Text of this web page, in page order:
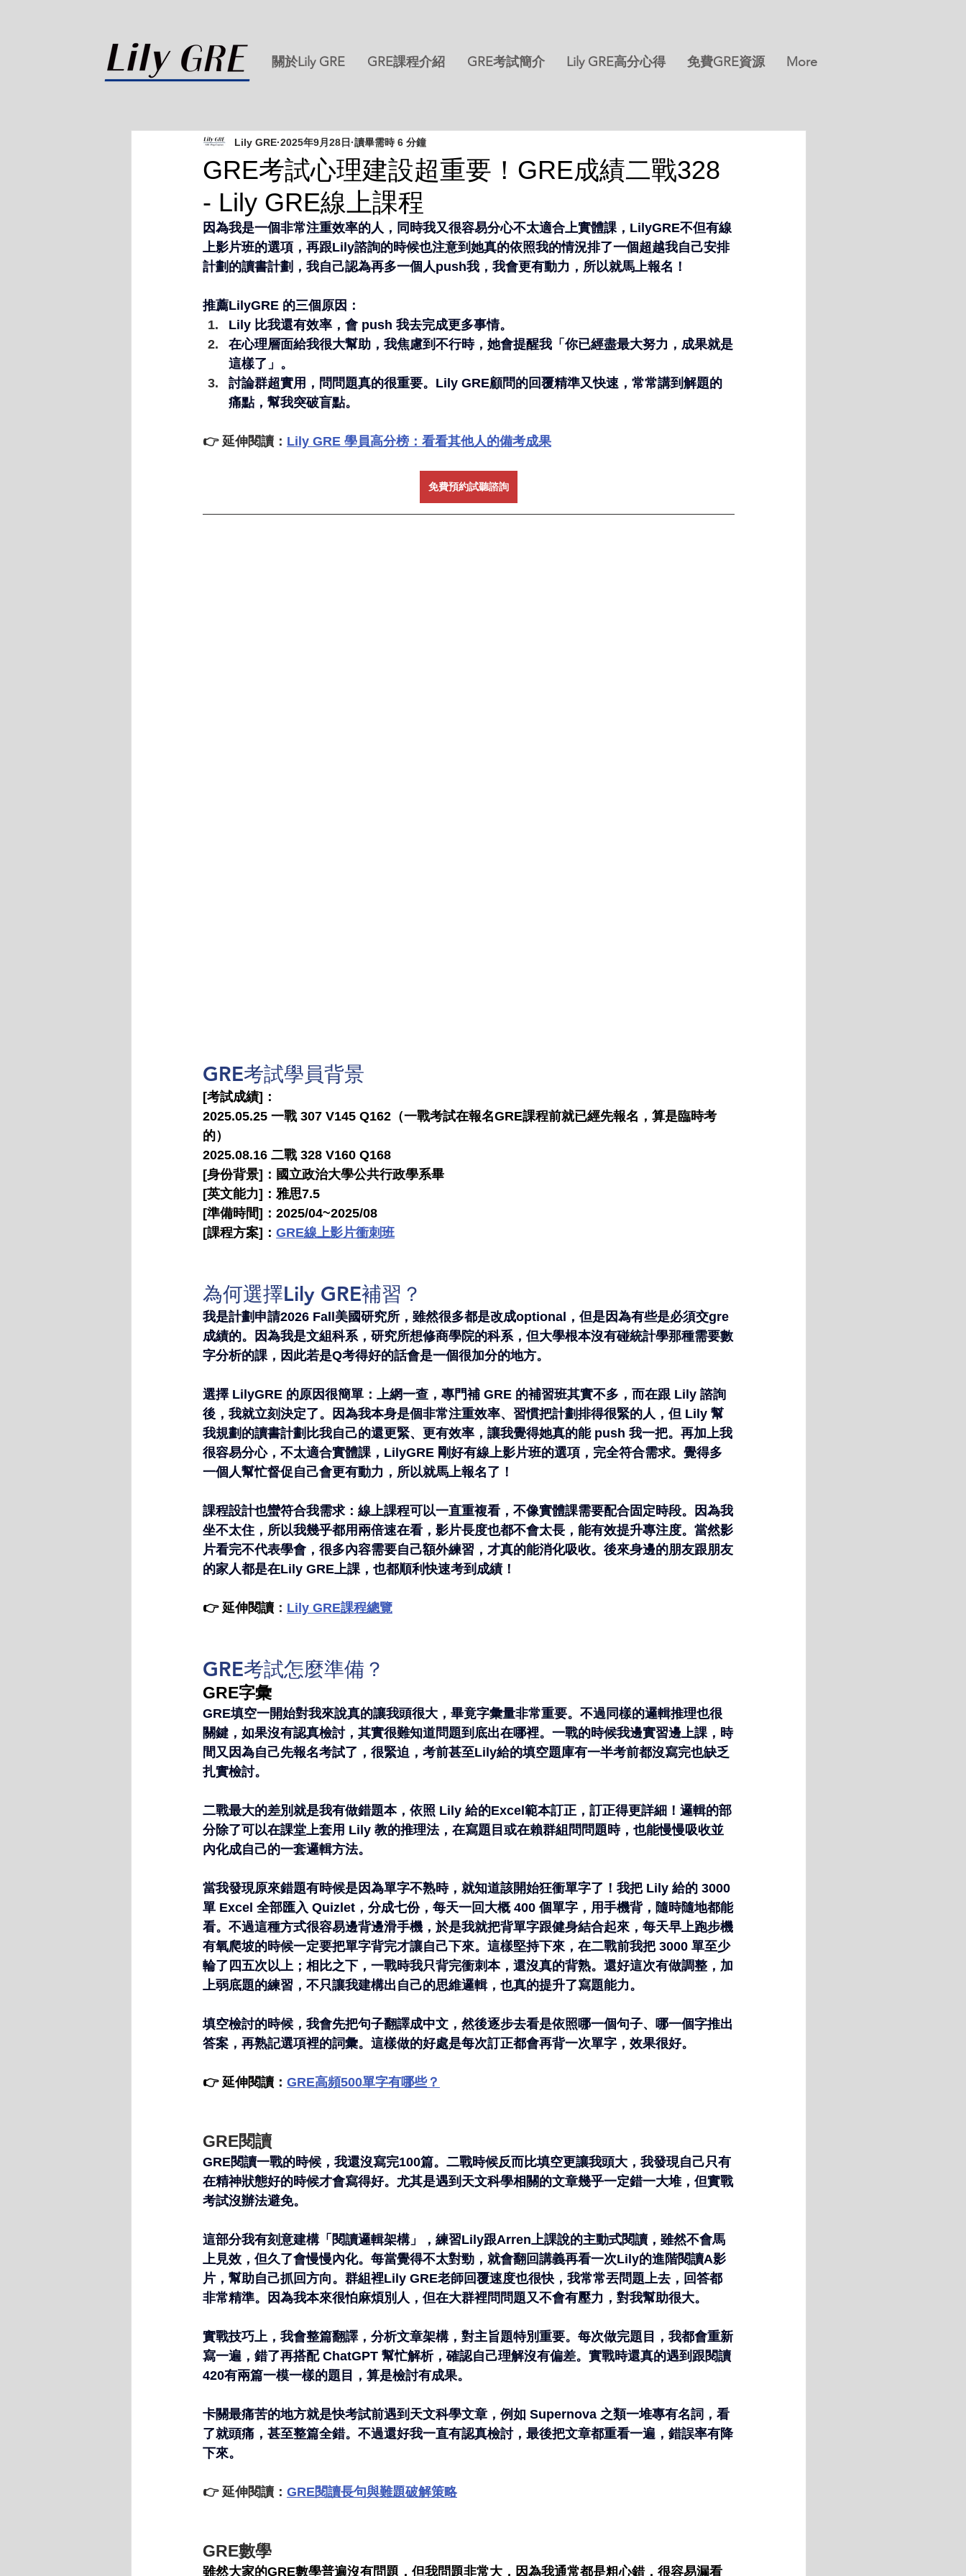
關於Lily GRE GRE課程介紹 GRE考試簡介 Lily GRE高分心得 免費GRE資源 More
GRE考試心理建設超重要！GRE成績二戰328
- Lily GRE線上課程
Lily GRE 2025年9月28日 讀畢需時 6 分鐘
因為我是一個非常注重效率的人，同時我又很容易分心不太適合上實體課，LilyGRE不但有線
上影片班的選項，再跟Lily諮詢的時候也注意到她真的依照我的情況排了一個超越我自己安排
計劃的讀書計劃，我自己認為再多一個人push我，我會更有動力，所以就馬上報名！
推薦LilyGRE 的三個原因：
Lily 比我還有效率，會 push 我去完成更多事情。
在心理層面給我很大幫助，我焦慮到不行時，她會提醒我「你已經盡最大努力，成果就是
這樣了」。
討論群超實用，問問題真的很重要。Lily GRE顧問的回覆精準又快速，常常講到解題的
痛點，幫我突破盲點。
👉 延伸閱讀 ： Lily GRE 學員高分榜：看看其他人的備考成果
免費預約試聽諮詢
GRE考試學員背景
[考試成績]：
2025.05.25 一戰 307 V145 Q162（一戰考試在報名GRE課程前就已經先報名，算是臨時考
的）
2025.08.16 二戰 328 V160 Q168
[身份背景]：國立政治大學公共行政學系畢
[英文能力]：雅思7.5
[準備時間]：2025/04~2025/08
[課程方案]： GRE線上影片衝刺班
為何選擇Lily GRE補習？
我是計劃申請2026 Fall美國研究所，雖然很多都是改成optional，但是因為有些是必須交gre
成績的。因為我是文組科系，研究所想修商學院的科系，但大學根本沒有碰統計學那種需要數
字分析的課，因此若是Q考得好的話會是一個很加分的地方。
選擇 LilyGRE 的原因很簡單：上網一查，專門補 GRE 的補習班其實不多，而在跟 Lily 諮詢
後，我就立刻決定了。因為我本身是個非常注重效率、習慣把計劃排得很緊的人，但 Lily 幫
我規劃的讀書計劃比我自己的還更緊、更有效率，讓我覺得她真的能 push 我一把。再加上我
很容易分心，不太適合實體課，LilyGRE 剛好有線上影片班的選項，完全符合需求。覺得多
一個人幫忙督促自己會更有動力，所以就馬上報名了！
課程設計也蠻符合我需求：線上課程可以一直重複看，不像實體課需要配合固定時段。因為我
坐不太住，所以我幾乎都用兩倍速在看，影片長度也都不會太長，能有效提升專注度。當然影
片看完不代表學會，很多內容需要自己額外練習，才真的能消化吸收。後來身邊的朋友跟朋友
的家人都是在Lily GRE上課，也都順利快速考到成績！
👉 延伸閱讀 ： Lily GRE課程總覽
GRE考試怎麼準備？
GRE字彙
GRE填空一開始對我來說真的讓我頭很大，畢竟字彙量非常重要。不過同樣的邏輯推理也很
關鍵，如果沒有認真檢討，其實很難知道問題到底出在哪裡。一戰的時候我邊實習邊上課，時
間又因為自己先報名考試了，很緊迫，考前甚至Lily給的填空題庫有一半考前都沒寫完也缺乏
扎實檢討。
二戰最大的差別就是我有做錯題本，依照 Lily 給的Excel範本訂正，訂正得更詳細！邏輯的部
分除了可以在課堂上套用 Lily 教的推理法，在寫題目或在賴群組問問題時，也能慢慢吸收並
內化成自己的一套邏輯方法。
當我發現原來錯題有時候是因為單字不熟時，就知道該開始狂衝單字了！我把 Lily 給的 3000
單 Excel 全部匯入 Quizlet，分成七份，每天一回大概 400 個單字，用手機背，隨時隨地都能
看。不過這種方式很容易邊背邊滑手機，於是我就把背單字跟健身結合起來，每天早上跑步機
有氧爬坡的時候一定要把單字背完才讓自己下來。這樣堅持下來，在二戰前我把 3000 單至少
輪了四五次以上；相比之下，一戰時我只背完衝刺本，還沒真的背熟。還好這次有做調整，加
上弱底題的練習，不只讓我建構出自己的思維邏輯，也真的提升了寫題能力。
填空檢討的時候，我會先把句子翻譯成中文，然後逐步去看是依照哪一個句子、哪一個字推出
答案，再熟記選項裡的詞彙。這樣做的好處是每次訂正都會再背一次單字，效果很好。
👉 延伸閱讀： GRE高頻500單字有哪些？
GRE閱讀
GRE閱讀一戰的時候，我還沒寫完100篇。二戰時候反而比填空更讓我頭大，我發現自己只有
在精神狀態好的時候才會寫得好。尤其是遇到天文科學相關的文章幾乎一定錯一大堆，但實戰
考試沒辦法避免。
這部分我有刻意建構「閱讀邏輯架構」，練習Lily跟Arren上課說的主動式閱讀，雖然不會馬
上見效，但久了會慢慢內化。每當覺得不太對勁，就會翻回講義再看一次Lily的進階閱讀A影
片，幫助自己抓回方向。群組裡Lily GRE老師回覆速度也很快，我常常丟問題上去，回答都
非常精準。因為我本來很怕麻煩別人，但在大群裡問問題又不會有壓力，對我幫助很大。
實戰技巧上，我會整篇翻譯，分析文章架構，對主旨題特別重要。每次做完題目，我都會重新
寫一遍，錯了再搭配 ChatGPT 幫忙解析，確認自己理解沒有偏差。實戰時還真的遇到跟閱讀
420有兩篇一模一樣的題目，算是檢討有成果。
卡關最痛苦的地方就是快考試前遇到天文科學文章，例如 Supernova 之類一堆專有名詞，看
了就頭痛，甚至整篇全錯。不過還好我一直有認真檢討，最後把文章都重看一遍，錯誤率有降
下來。
👉 延伸閱讀： GRE閱讀長句與難題破解策略
GRE數學
雖然大家的GRE數學普遍沒有問題，但我問題非常大，因為我通常都是粗心錯，很容易漏看